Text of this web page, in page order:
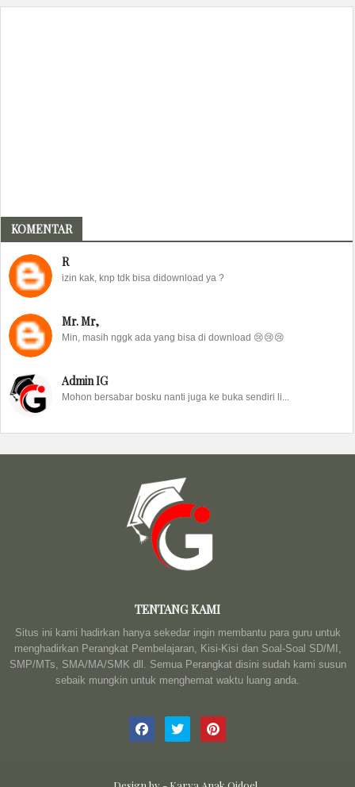
KOMENTAR
R
izin kak, knp tdk bisa didownload ya ?
Mr. Mr,
Min, masih nggk ada yang bisa di download 😢😢😢
Admin IG
Mohon bersabar bosku nanti juga ke buka sendiri li...
TENTANG KAMI
Situs ini kami hadirkan hanya sekedar ingin membantu para guru untuk
menghadirkan Perangkat Pembelajaran, Kisi-Kisi dan Soal-Soal SD/MI,
SMP/MTs, SMA/MA/SMK dll. Semua Perangkat disini sudah kami susun
sebaik mungkin untuk menghemat waktu luang anda.